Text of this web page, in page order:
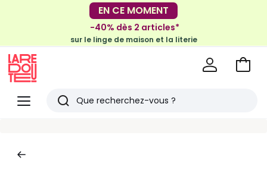
-30€ tous les 100€*
sur le meuble & la déco
EN CE MOMENT
-40% dès 2 articles*
sur le linge de maison et la literie
Menu
Redoute
Rechercher
Voir